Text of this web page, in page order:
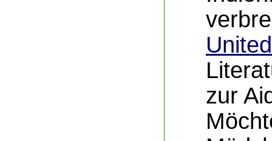
zur